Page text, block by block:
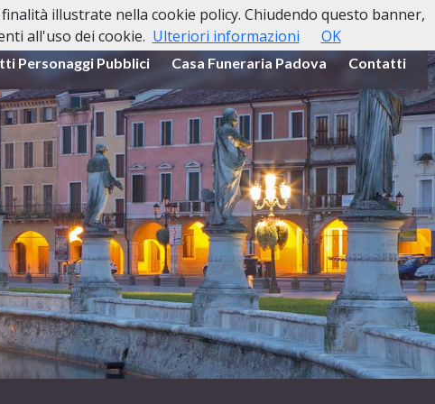
Personaggi Pubblici Casa Funeraria Padova Contatti
illustrate nella cookie policy. Chiudendo questo banner,
all'uso dei cookie. Ulteriori informazioni OK